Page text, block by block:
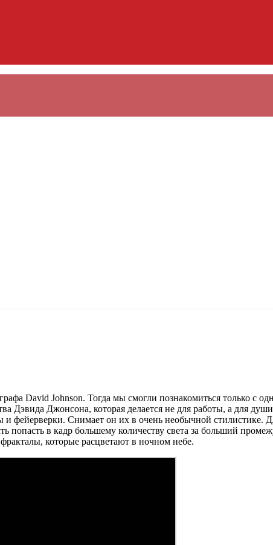
David Johnson. Тогда мы смогли познакомиться только с
Дэвида Джонсона, которая делается не для работы, а для
фейерверки. Снимает он их в очень необычной стилистике.
попасть в кадр большему количеству света за больший
которые расцветают в ночном небе.